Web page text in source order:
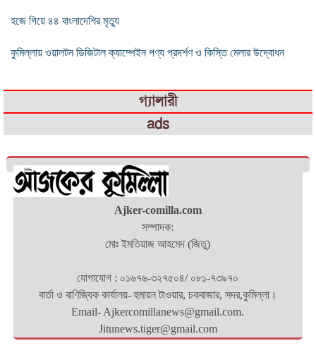
হজে গিয়ে ৪৪ বাংলাদেশির মৃত্যু
কুমিল্লায় ওয়ালটন ডিজিটাল ক্যাম্পেইন পণ্য প্রদর্শণ ও কিস্তি মেলার উদ্বোধন
গ্যালারী
ads
Ajker-comilla.com
সম্পাদক:
মোঃ ইমতিয়াজ আহমেদ (জিতু)
যোগাযোগ : ০১৬৭৬-৩২৭৫০৪/ ০৮১-৭৩৯৭০
বার্তা ও বাণিজ্যিক কার্যালয়- হুমায়ন টাওয়ার, চকবাজার, সদর,কুমিল্লা।
Email- Ajkercomillanews@gmail.com.
Jitunews.tiger@gmail.com